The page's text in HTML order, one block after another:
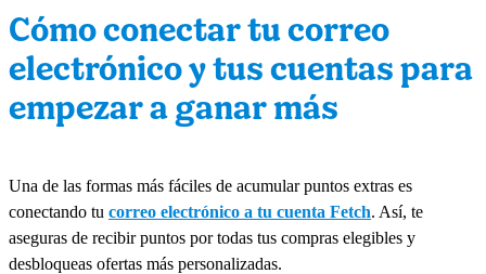
Cómo conectar tu correo
electrónico y tus cuentas para
empezar a ganar más
Una de las formas más fáciles de acumular puntos extras es
conectando tu correo electrónico a tu cuenta Fetch. Así, te
aseguras de recibir puntos por todas tus compras elegibles y
desbloqueas ofertas más personalizadas.